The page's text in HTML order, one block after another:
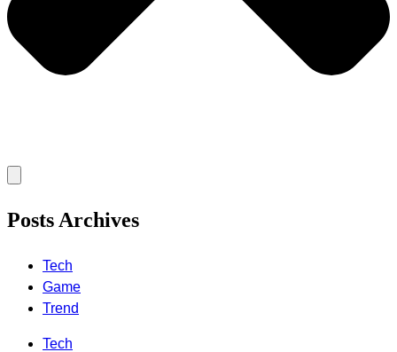
Posts Archives
Tech
Game
Trend
Tech